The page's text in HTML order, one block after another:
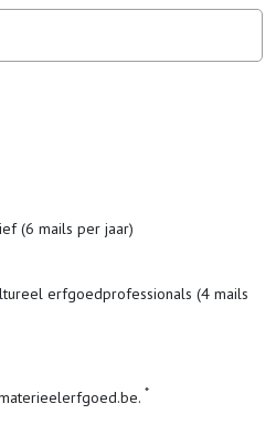
(6 mails per jaar)
erfgoedprofessionals (4 mails